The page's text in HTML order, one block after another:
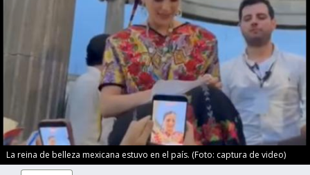
La reina de belleza mexicana estuvo en el país. (Foto: captura de video)